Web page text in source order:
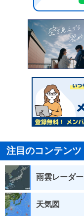
注目のコンテンツ
雨雲レーダー
天気図